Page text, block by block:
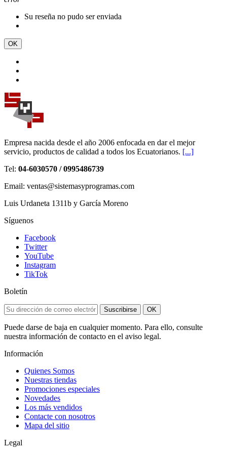
Su reseña no pudo ser enviada
OK
Empresa nacida desde el año 2006 enfocada en dar el mejor
servicio, productos de calidad a todos los Ecuatorianos. [...]
Tel: 04-6030570 / 0995486739
Email: ventas@sistemasyprogramas.com
Luis Urdaneta 1311b y García Moreno
Síguenos
Facebook
Twitter
YouTube
Instagram
TikTok
Boletín
Suscribirse OK
Puede darse de baja en cualquier momento. Para ello, consulte
nuestra información de contacto en el aviso legal.
Información
Quienes Somos
Nuestras tiendas
Promociones especiales
Novedades
Los más vendidos
Contacte con nosotros
Mapa del sitio
Legal